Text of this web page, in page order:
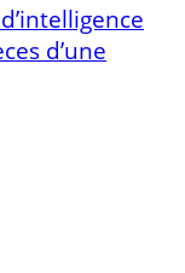
d’une